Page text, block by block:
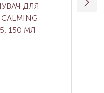
ДЛЯ
150 МЛ